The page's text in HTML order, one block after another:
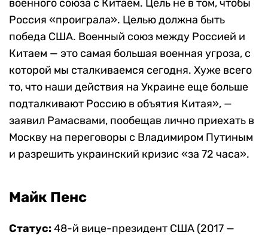
военного союза с Китаем. Цель не в том, чтобы
Россия «проиграла». Целью должна быть
победа США. Военный союз между Россией и
Китаем — это самая большая военная угроза, с
которой мы сталкиваемся сегодня. Хуже всего
то, что наши действия на Украине еще больше
подталкивают Россию в объятия Китая», —
заявил Рамасвами, пообещав лично приехать в
Москву на переговоры с Владимиром Путиным
и разрешить украинский кризис «за 72 часа».
Майк Пенс
Статус:48-й вице-президент США (2017 —